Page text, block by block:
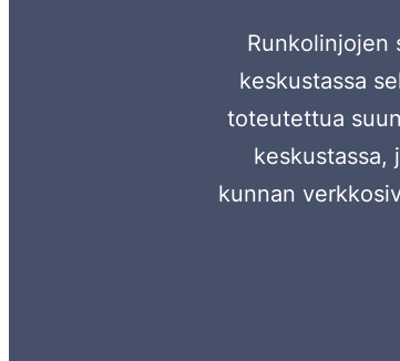
Runkolinjojen
keskustassa
toteutettua
keskustassa,
kunnan